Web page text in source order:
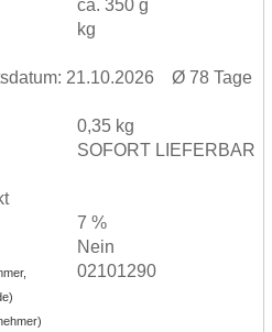
ca. 350 g
kg
21.10.2026 Ø 78 Tage
0,35 kg
SOFORT LIEFERBAR
7 %
Nein
02101290